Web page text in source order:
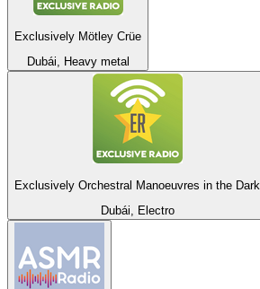
Exclusively Mötley Crüe
Dubái, Heavy metal
Exclusively Orchestral Manoeuvres in the Dark
Dubái, Electro